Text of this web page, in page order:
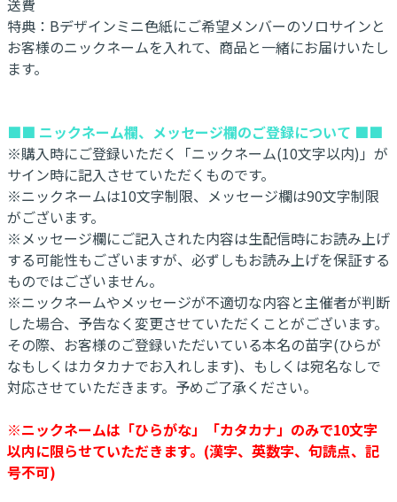
送費
特典：Bデザインミニ色紙にご希望メンバーのソロサインと
お客様のニックネームを入れて、商品と一緒にお届けいたし
ます。
■■ ニックネーム欄、メッセージ欄のご登録について ■■
※購入時にご登録いただく「ニックネーム(10文字以内)」が
サイン時に記入させていただくものです。
※ニックネームは10文字制限、メッセージ欄は90文字制限
がございます。
※メッセージ欄にご記入された内容は生配信時にお読み上げ
する可能性もございますが、必ずしもお読み上げを保証する
ものではございません。
※ニックネームやメッセージが不適切な内容と主催者が判断
した場合、予告なく変更させていただくことがございます。
その際、お客様のご登録いただいている本名の苗字(ひらが
なもしくはカタカナでお入れします)、もしくは宛名なしで
対応させていただきます。予めご了承ください。
※ニックネームは「ひらがな」「カタカナ」のみで10文字
以内に限らせていただきます。(漢字、英数字、句読点、記
号不可)